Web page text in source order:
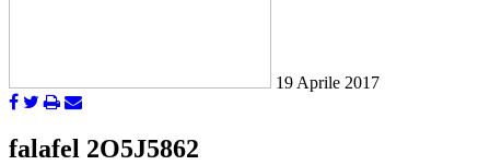
19 Aprile 2017
falafel 2O5J5862